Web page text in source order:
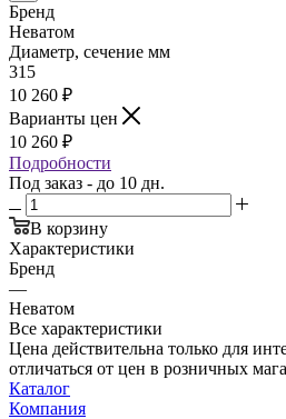
Бренд
Неватом
Диаметр, сечение мм
315
10 260 ₽
Варианты цен
10 260 ₽
Подробности
Под заказ - до 10 дн.
В корзину
Характеристики
Бренд
—
Неватом
Все характеристики
Цена действительна только для
отличаться от цен в розничных
Каталог
Компания